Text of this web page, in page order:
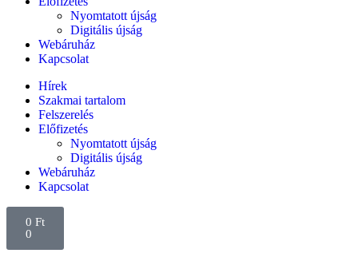
Nyomtatott újság
Digitális újság
Webáruház
Kapcsolat
Hírek
Szakmai tartalom
Felszerelés
Előfizetés
Nyomtatott újság
Digitális újság
Webáruház
Kapcsolat
0 Ft
0